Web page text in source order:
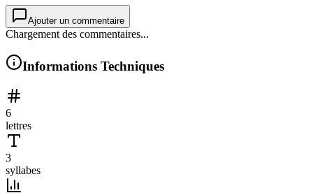
Ajouter un commentaire
Chargement des commentaires...
Informations Techniques
6
lettres
3
syllabes